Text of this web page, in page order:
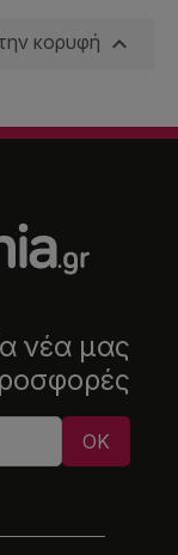
κορυφή 
νέα μας